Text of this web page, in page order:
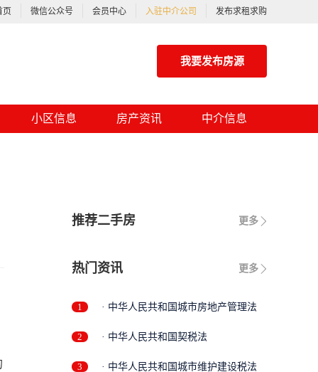
页 微信公众号 会员中心 入驻中介公司 发布求租求购
我要发布房源
小区信息 房产资讯 中介信息
更多
推荐二手房
更多
热门资讯
1 · 中华人民共和国城市房地产管理法
2 · 中华人民共和国契税法
3 · 中华人民共和国城市维护建设税法